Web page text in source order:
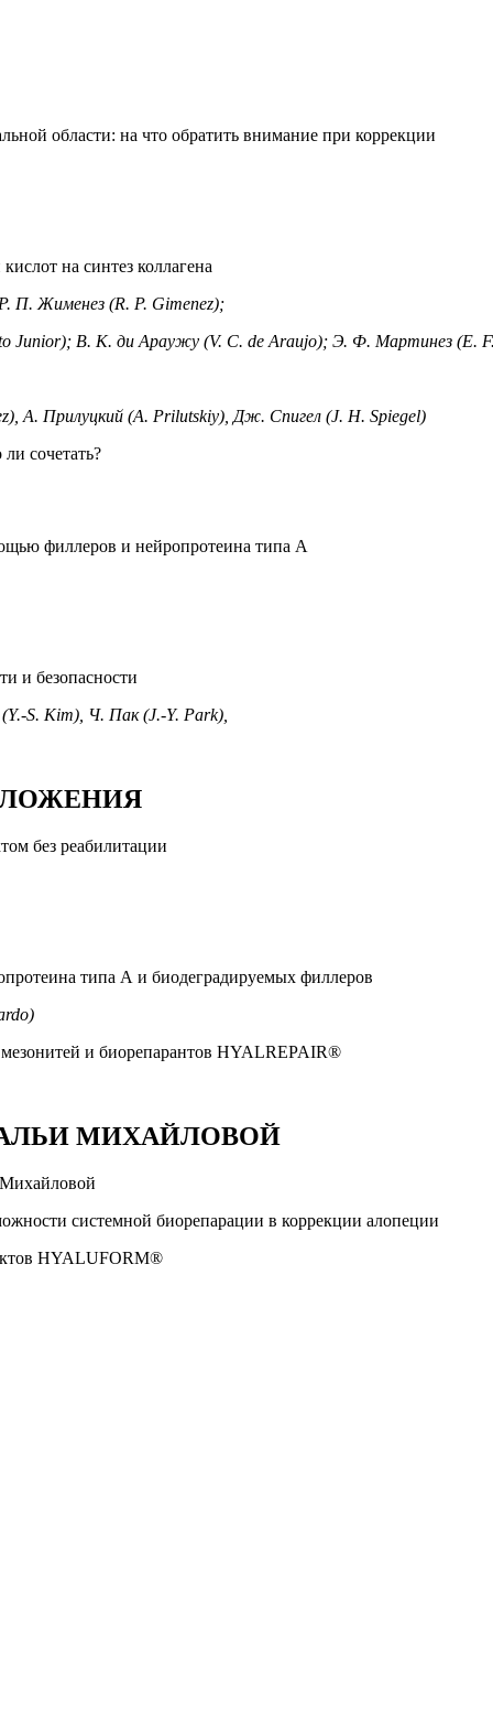
области: на что обратить внимание при коррекции
на синтез коллагена
П. Жименез (R. P. Gimenez);
Junior); В. К. ди Араужу (V. C. de Araujo); Э. Ф. Мартинез (E.
А. Прилуцкий (A. Prilutskiy), Дж. Спигел (J. H. Spiegel)
сочетать?
филлеров и нейропротеина типа А
и безопасности
Kim), Ч. Пак (J.‑Y. Park),
без реабилитации
типа А и биодеградируемых филлеров
и биорепарантов HYALREPAIR®
МИХАЙЛОВОЙ
Михайловой
системной биорепарации в коррекции алопеции
HYALUFORM®